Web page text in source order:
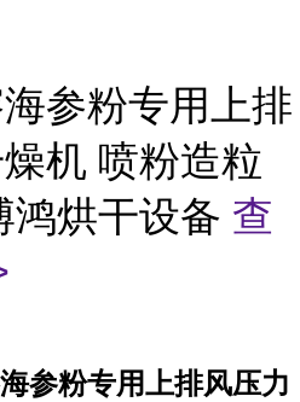
参粉专用上排
机 喷粉造粒
鸿烘干设备 查
参粉专用上排风压力